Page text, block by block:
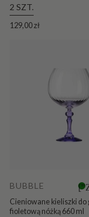
2 SZT.
129,00 zł
BUBBLE
Cieniowane kieliszki do
fioletową nóżką 660 ml